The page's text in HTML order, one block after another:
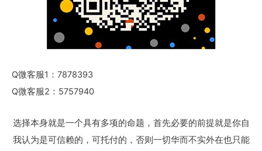
Q微客服1：7878393
Q微客服2：5757940
选择本身就是一个具有多项的命题，首先必要的前提就是你自
我认为是可信赖的，可托付的，否则一切华而不实外在也只能